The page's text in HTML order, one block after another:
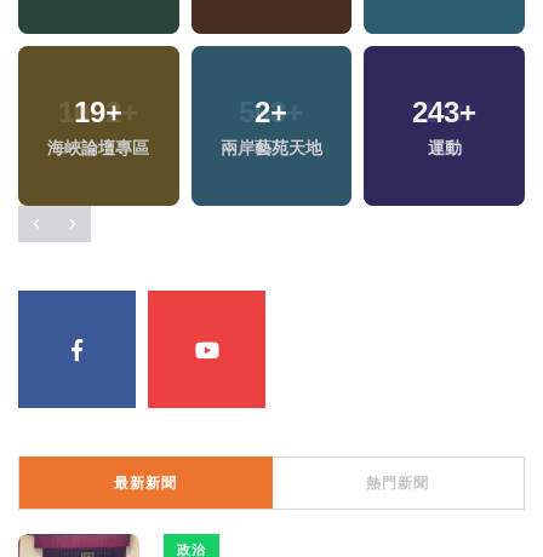
19+
海峽論壇專區
2+
兩岸藝苑天地
243+
運動
最新新聞 熱門新聞
政治